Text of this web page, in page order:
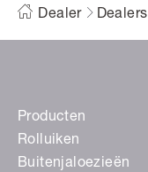
Dealer Dealers
Producten
Rolluiken
Buitenjaloezieën